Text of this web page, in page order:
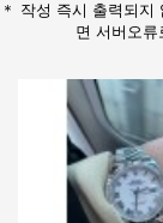
＊ 작성 즉시 출력되
면 서버오